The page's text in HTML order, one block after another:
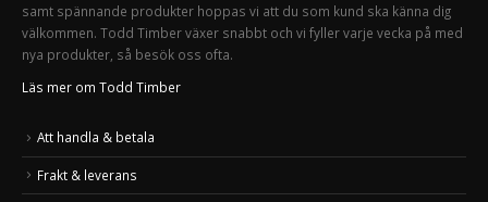
samt spännande produkter hoppas vi att du som kund ska känna dig
välkommen. Todd Timber växer snabbt och vi fyller varje vecka på med
nya produkter, så besök oss ofta.
Läs mer om Todd Timber
Att handla & betala
Frakt & leverans